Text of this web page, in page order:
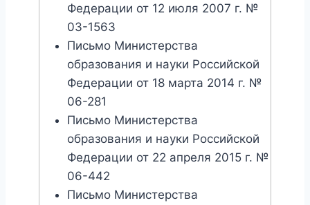
Федерации от 12 июля 2007 г. №
03-1563
Письмо Министерства
образования и науки Российской
Федерации от 18 марта 2014 г. №
06-281
Письмо Министерства
образования и науки Российской
Федерации от 22 апреля 2015 г. №
06-442
Письмо Министерства